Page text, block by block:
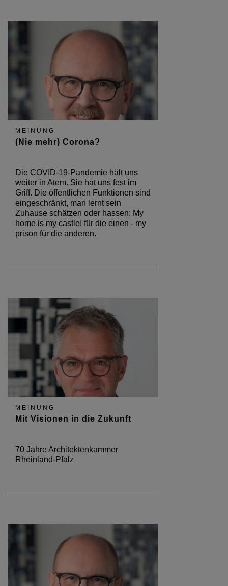
MEINUNG
(Nie mehr) Corona?
Die COVID-19-Pandemie hält uns
weiter in Atem. Sie hat uns fest im
Griff. Die öffentlichen Funktionen sind
eingeschränkt, man lernt sein
Zuhause schätzen oder hassen: My
home is my castle! für die einen - my
prison für die anderen.
MEINUNG
Mit Visionen in die Zukunft
70 Jahre Architektenkammer
Rheinland-Pfalz